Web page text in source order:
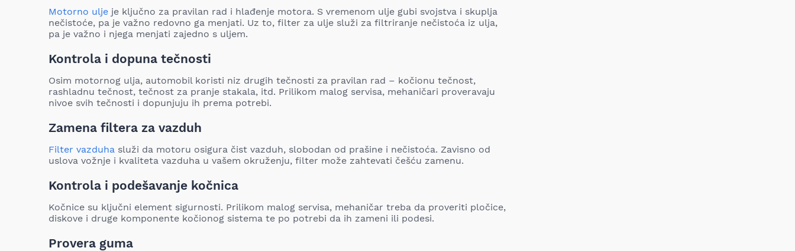
Motorno ulje je ključno za pravilan rad i hlađenje motora. S vremenom ulje gubi svojstva i skuplja
nečistoće, pa je važno redovno ga menjati. Uz to, filter za ulje služi za filtriranje nečistoća iz ulja,
pa je važno i njega menjati zajedno s uljem.
Kontrola i dopuna tečnosti
Osim motornog ulja, automobil koristi niz drugih tečnosti za pravilan rad – kočionu tečnost,
rashladnu tečnost, tečnost za pranje stakala, itd. Prilikom malog servisa, mehaničari proveravaju
nivoe svih tečnosti i dopunjuju ih prema potrebi.
Zamena filtera za vazduh
Filter vazduha služi da motoru osigura čist vazduh, slobodan od prašine i nečistoća. Zavisno od
uslova vožnje i kvaliteta vazduha u vašem okruženju, filter može zahtevati češću zamenu.
Kontrola i podešavanje kočnica
Kočnice su ključni element sigurnosti. Prilikom malog servisa, mehaničar treba da proveriti pločice,
diskove i druge komponente kočionog sistema te po potrebi da ih zameni ili podesi.
Provera guma